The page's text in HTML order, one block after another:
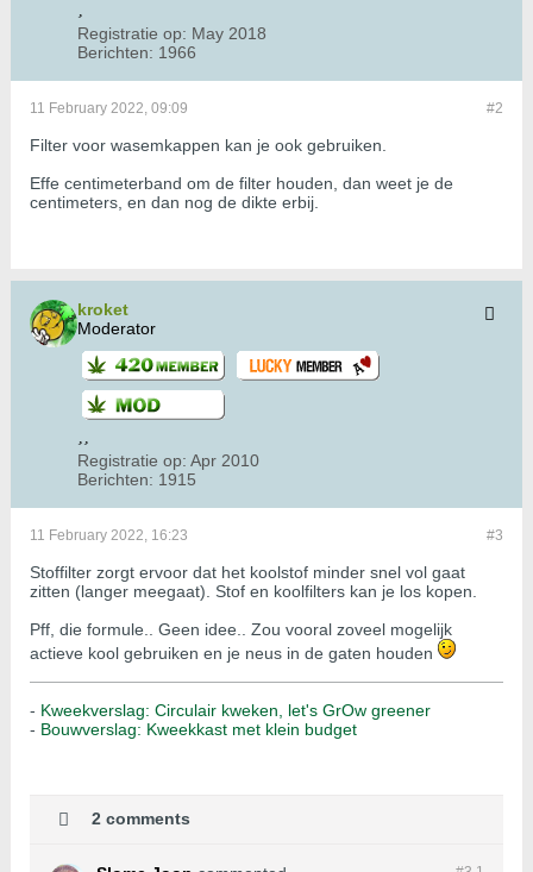
Registratie op: May 2018
Berichten: 1966
#2
11 February 2022, 09:09
Filter voor wasemkappen kan je ook gebruiken.
Effe centimeterband om de filter houden, dan weet je de
centimeters, en dan nog de dikte erbij.
kroket
Moderator
Registratie op: Apr 2010
Berichten: 1915
#3
11 February 2022, 16:23
Stoffilter zorgt ervoor dat het koolstof minder snel vol gaat
zitten (langer meegaat). Stof en koolfilters kan je los kopen.
Pff, die formule.. Geen idee.. Zou vooral zoveel mogelijk
actieve kool gebruiken en je neus in de gaten houden
- Kweekverslag: Circulair kweken, let's GrOw greener
- Bouwverslag: Kweekkast met klein budget
2 comments